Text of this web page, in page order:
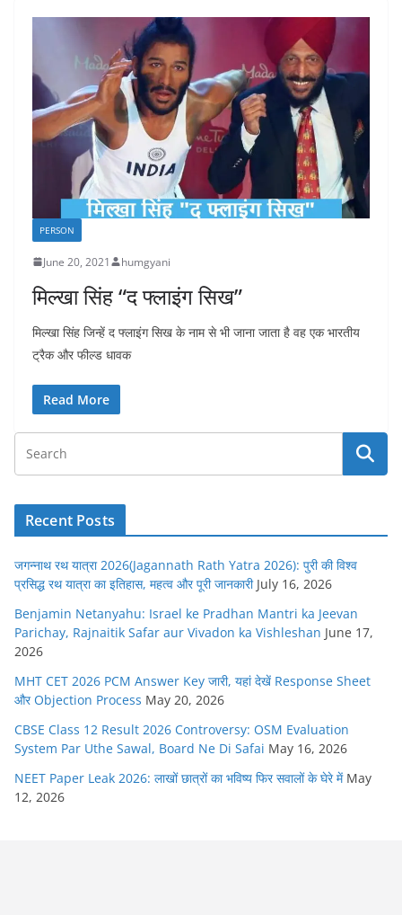
PERSON
June 20, 2021 humgyani
मिल्खा सिंह “द फ्लाइंग सिख”
मिल्खा सिंह जिन्हें द फ्लाइंग सिख के नाम से भी जाना जाता है वह एक भारतीय
ट्रैक और फील्ड धावक
Read More
Recent Posts
जगन्नाथ रथ यात्रा 2026(Jagannath Rath Yatra 2026): पुरी की विश्व
प्रसिद्ध रथ यात्रा का इतिहास, महत्व और पूरी जानकारी July 16, 2026
Benjamin Netanyahu: Israel ke Pradhan Mantri ka Jeevan
Parichay, Rajnaitik Safar aur Vivadon ka Vishleshan June 17,
2026
MHT CET 2026 PCM Answer Key जारी, यहां देखें Response Sheet
और Objection Process May 20, 2026
CBSE Class 12 Result 2026 Controversy: OSM Evaluation
System Par Uthe Sawal, Board Ne Di Safai May 16, 2026
NEET Paper Leak 2026: लाखों छात्रों का भविष्य फिर सवालों के घेरे में May
12, 2026